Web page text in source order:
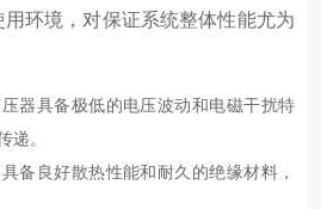
环境，对保证系统整体性能尤为
器具备极低的电压波动和电磁干扰特
。
备良好散热性能和耐久的绝缘材料，